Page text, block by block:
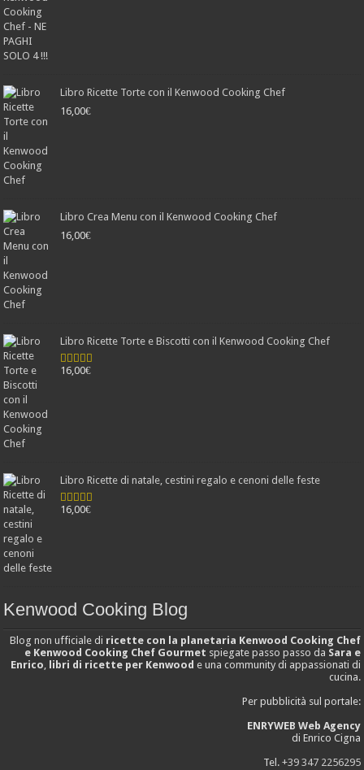
Libro Ricette Torte con il Kenwood Cooking Chef
16,00€
Libro Crea Menu con il Kenwood Cooking Chef
16,00€
Libro Ricette Torte e Biscotti con il Kenwood Cooking Chef
Valutato
16,00€
Libro Ricette di natale, cestini regalo e cenoni delle feste
Valutato
16,00€
Kenwood Cooking Blog
Blog non ufficiale di ricette con la planetaria Kenwood Cooking Chef
e Kenwood Cooking Chef Gourmet spiegate passo passo da Sara e
Enrico
libri di ricette per Kenwood e una community di appassionati di
cucina.
Per pubblicità sul portale:
ENRYWEB Web Agency
di Enrico Cigna
Tel. +39 347 2256295